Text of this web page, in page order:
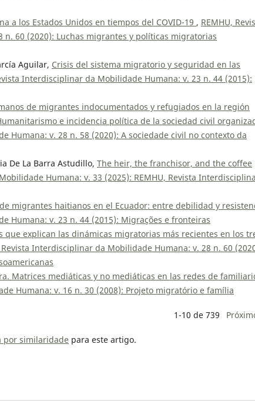
a los Estados Unidos en tiempos del COVID-19 , REMHU,
60 (2020): Luchas migrantes y políticas migratorias
Aguilar, Crisis del sistema migratorio y seguridad en las
Interdisciplinar da Mobilidade Humana: v. 23 n. 44 (2015):
de migrantes indocumentados y refugiados en la región
e incidencia política de la sociedad civil
Humana: v. 28 n. 58 (2020): A sociedade civil no contexto da
De La Barra Astudillo, The heir, the franchisor, and the coffee
Humana: v. 33 (2025): REMHU, Revista
migrantes haitianos en el Ecuador: entre debilidad y
Humana: v. 23 n. 44 (2015): Migrações e fronteiras
que explican las dinámicas migratorias más recientes en los
Revista Interdisciplinar da Mobilidade Humana: v. 28 n. 60
Matrices mediáticas y no mediáticas en las redes de
Humana: v. 16 n. 30 (2008): Projeto migratório e família
1-10 de 739
por similaridade para este artigo.